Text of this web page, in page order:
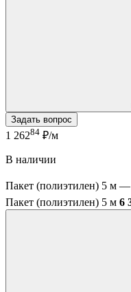
Задать вопрос
1 26284 ₽/м
В наличии
Пакет (полиэтилен) 5 м —
Пакет (полиэтилен) 5 м 6